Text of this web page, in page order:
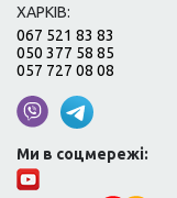
ХАРКІВ:
067 521 83 83
050 377 58 85
057 727 08 08
Ми в соцмережі: